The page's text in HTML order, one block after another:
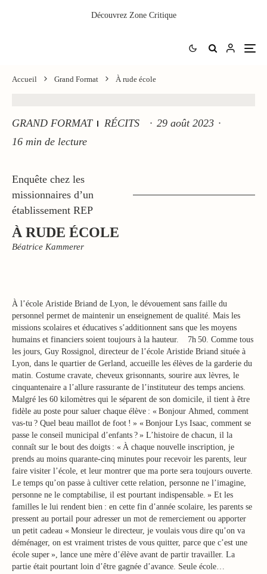
Découvrez Zone Critique
Accueil Grand Format À rude école
GRAND FORMAT RÉCITS · 29 août 2023 ·
16 min de lecture
Enquête chez les
missionnaires d’un
établissement REP
À RUDE ÉCOLE
Béatrice Kammerer
À l’école Aristide Briand de Lyon, le dévouement sans faille du
personnel permet de maintenir un enseignement de qualité. Mais les
missions scolaires et éducatives s’additionnent sans que les moyens
humains et financiers soient toujours à la hauteur. 7h 50. Comme tous
les jours, Guy Rossignol, directeur de l’école Aristide Briand située à
Lyon, dans le quartier de Gerland, accueille les élèves de la garderie du
matin. Costume cravate, cheveux grisonnants, sourire aux lèvres, le
cinquantenaire a l’allure rassurante de l’instituteur des temps anciens.
Malgré les 60 kilomètres qui le séparent de son domicile, il tient à être
fidèle au poste pour saluer chaque élève : « Bonjour Ahmed, comment
vas-tu ? Quel beau maillot de foot ! » « Bonjour Lys Isaac, comment se
passe le conseil municipal d’enfants ? » L’histoire de chacun, il la
connaît sur le bout des doigts : « À chaque nouvelle inscription, je
prends au moins quarante-cinq minutes pour recevoir les parents, leur
faire visiter l’école, et leur montrer que ma porte sera toujours ouverte.
Le temps qu’on passe à cultiver cette relation, personne ne l’imagine,
personne ne le comptabilise, il est pourtant indispensable. » Et les
familles le lui rendent bien : en cette fin d’année scolaire, les parents se
pressent au portail pour adresser un mot de remerciement ou apporter
un petit cadeau « Monsieur le directeur, je voulais vous dire qu’on va
déménager, on est vraiment tristes de vous quitter, parce que c’est une
école super », lance une mère d’élève avant de partir travailler. La
partie était pourtant loin d’être gagnée d’avance. Seule école…